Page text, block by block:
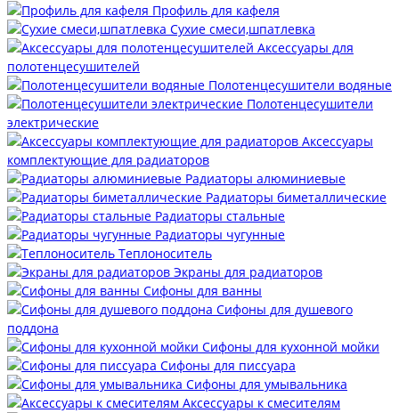
Профиль для кафеля
Сухие смеси,шпатлевка
Аксессуары для
полотенцесушителей
Полотенцесушители водяные
Полотенцесушители
электрические
Аксессуары
комплектующие для радиаторов
Радиаторы алюминиевые
Радиаторы биметаллические
Радиаторы стальные
Радиаторы чугунные
Теплоноситель
Экраны для радиаторов
Сифоны для ванны
Сифоны для душевого
поддона
Сифоны для кухонной мойки
Сифоны для писсуара
Сифоны для умывальника
Аксессуары к смесителям